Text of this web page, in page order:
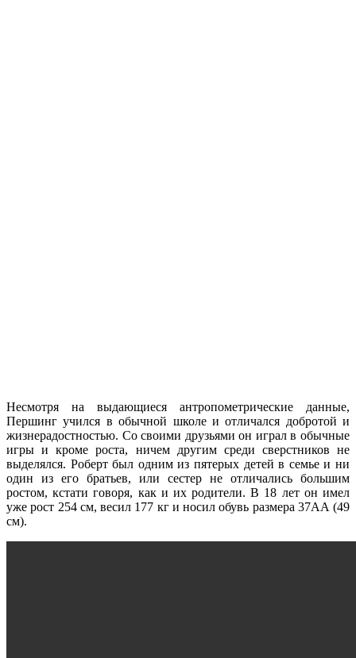
Несмотря на выдающиеся антропометрические данные,
Першинг учился в обычной школе и отличался добротой и
жизнерадостностью. Со своими друзьями он играл в обычные
игры и кроме роста, ничем другим среди сверстников не
выделялся. Роберт был одним из пятерых детей в семье и ни
один из его братьев, или сестер не отличались большим
ростом, кстати говоря, как и их родители. В 18 лет он имел
уже рост 254 см, весил 177 кг и носил обувь размера 37АА (49
см).